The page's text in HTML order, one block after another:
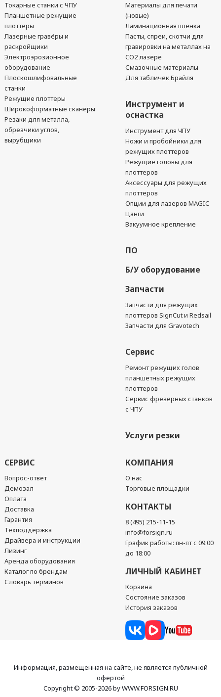
Токарные станки с ЧПУ
Планшетные режущие
плоттеры
Лазерные гравёры и
раскройщики
Электроэрозионное
оборудование
Плоскошлифовальные
станки
Режущие плоттеры
Широкоформатные сканеры
Резаки для металла,
обрезчики углов,
вырубщики
Материалы для печати
(новые)
Ламинационная пленка
Пасты, спреи, скотчи для
гравировки на металлах на
CO2 лазере
Смазочные материалы
Для табличек Брайля
Инструмент и
оснастка
Инструмент для ЧПУ
Ножи и пробойники для
режущих плоттеров
Режущие головы для
плоттеров
Аксессуары для режущих
плоттеров
Опции для лазеров MAGIC
Цанги
Вакуумное крепление
ПО
Б/У оборудование
Запчасти
Запчасти для режущих
плоттеров SignCut и Redsail
Запчасти для Gravotech
Сервис
Ремонт режущих голов
планшетных режущих
плоттеров
Сервис фрезерных станков
с ЧПУ
Услуги резки
СЕРВИС
Вопрос-ответ
Демозал
Оплата
Доставка
Гарантия
Техподдержка
Драйвера и инструкции
Лизинг
Аренда оборудования
Каталог по брендам
Словарь терминов
КОМПАНИЯ
О нас
Торговые площадки
КОНТАКТЫ
8 (495) 215-11-15
info@forsign.ru
График работы: пн-пт с 09:00
до 18:00
ЛИЧНЫЙ КАБИНЕТ
Корзина
Состояние заказов
История заказов
Информация, размещенная на сайте, не является публичной
офертой
Copyright © 2005-2026 by WWW.FORSIGN.RU